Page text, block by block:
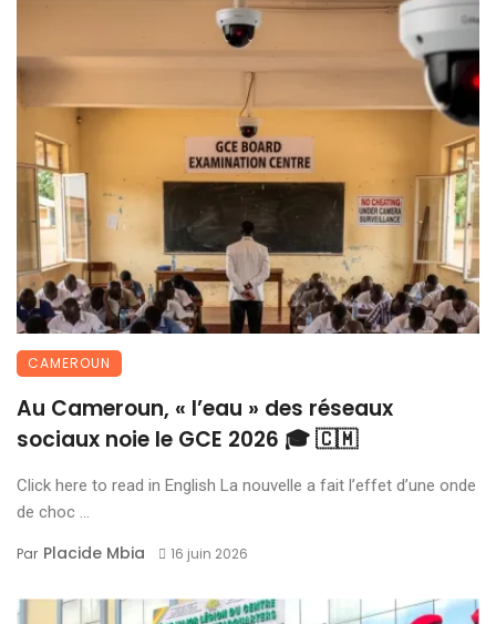
CAMEROUN
Au Cameroun, « l’eau » des réseaux
sociaux noie le GCE 2026 🎓 🇨🇲
Click here to read in English La nouvelle a fait l’effet d’une onde
de choc ...
Par Placide Mbia 16 juin 2026